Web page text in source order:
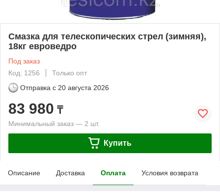
Смазка для телескопических стрел (зимняя),
18кг евроведро
Под заказ
Код: 1256
Только опт
Отправка с 20 августа 2026
83 980 ₸
Минимальный заказ — 2 шт.
Купить
Описание Доставка Оплата Условия возврата